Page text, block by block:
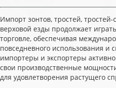
Импорт зонтов, тростей,
верховой езды продолжает
торговле, обеспечивая
повседневного использования и
импортеры и экспортеры
свои производственные
для удовлетворения растущего